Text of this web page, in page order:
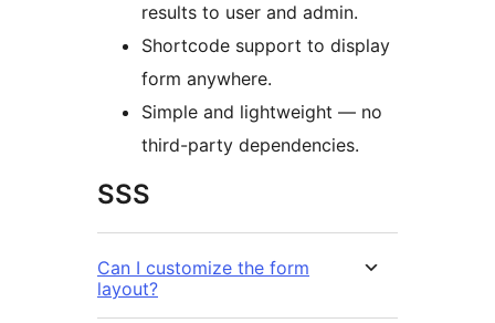
results to user and admin.
Shortcode support to display
form anywhere.
Simple and lightweight — no
third-party dependencies.
SSS
Can I customize the form
layout?